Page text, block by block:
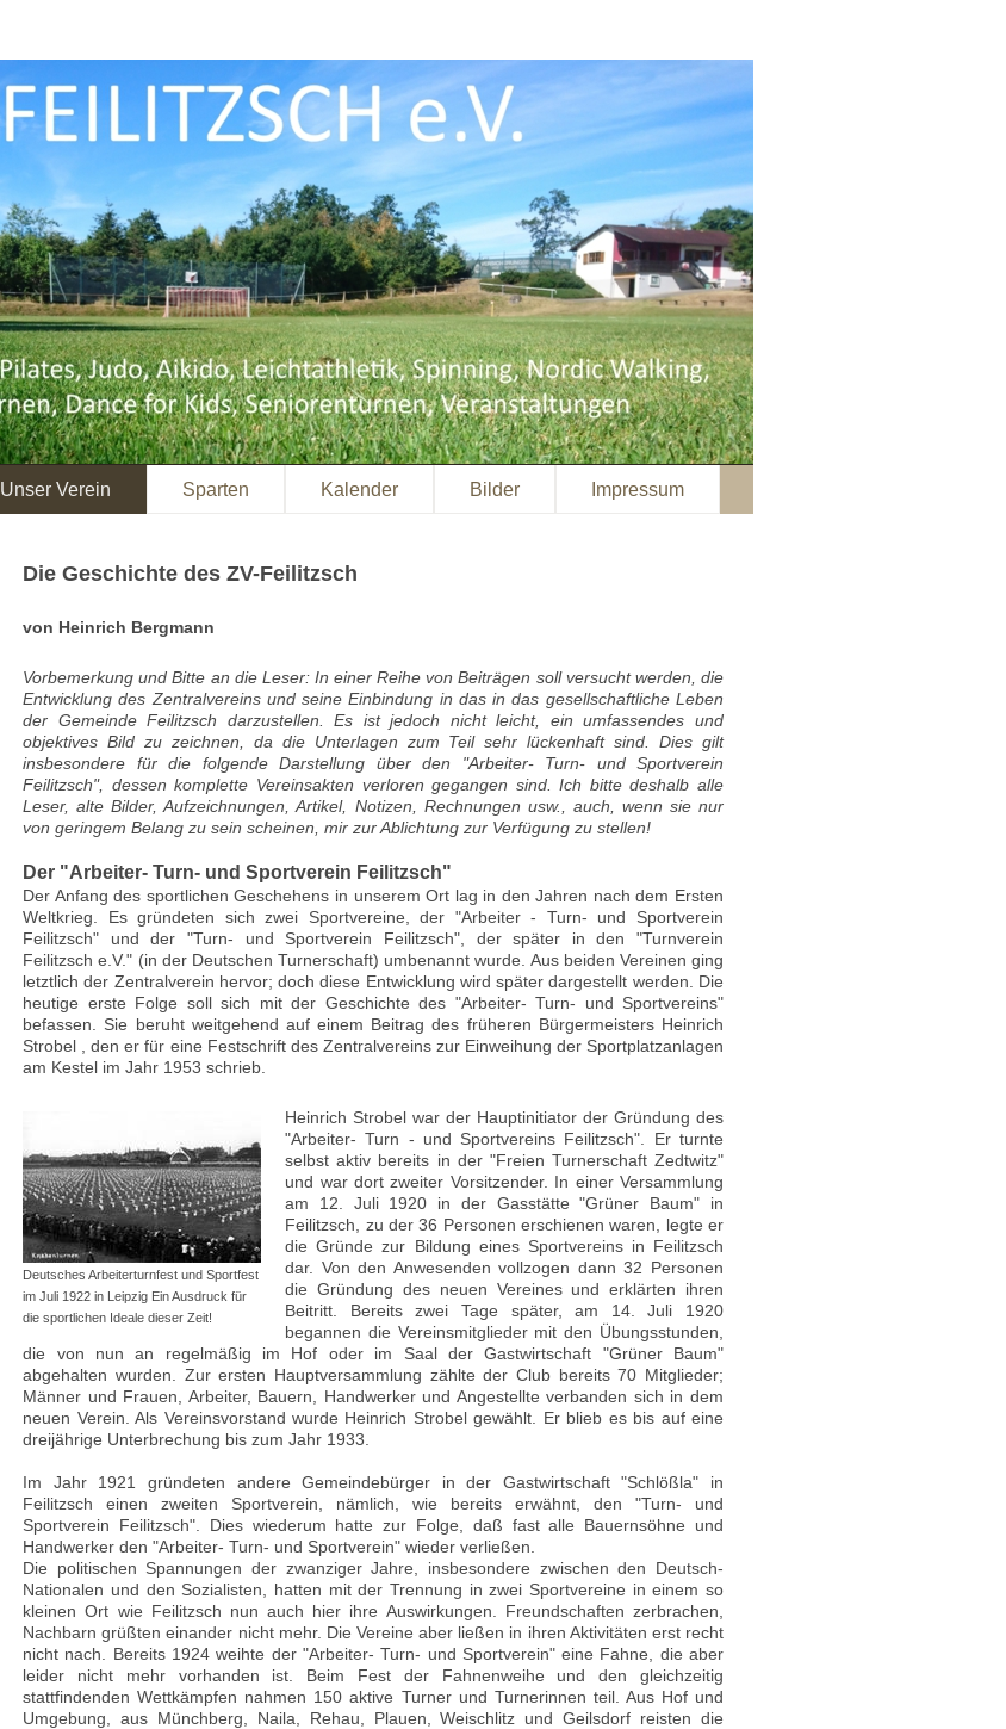
Unser Verein Sparten Kalender Bilder Impressum
Die Geschichte des ZV-Feilitzsch
von Heinrich Bergmann
Vorbemerkung und Bitte an die Leser: In einer Reihe von Beiträgen soll versucht werden, die
Entwicklung des Zentralvereins und seine Einbindung in das in das gesellschaftliche Leben
der Gemeinde Feilitzsch darzustellen. Es ist jedoch nicht leicht, ein umfassendes und
objektives Bild zu zeichnen, da die Unterlagen zum Teil sehr lückenhaft sind. Dies gilt
insbesondere für die folgende Darstellung über den "Arbeiter- Turn- und Sportverein
Feilitzsch", dessen komplette Vereinsakten verloren gegangen sind. Ich bitte deshalb alle
Leser, alte Bilder, Aufzeichnungen, Artikel, Notizen, Rechnungen usw., auch, wenn sie nur
von geringem Belang zu sein scheinen, mir zur Ablichtung zur Verfügung zu stellen!
Der "Arbeiter- Turn- und Sportverein Feilitzsch"
Der Anfang des sportlichen Geschehens in unserem Ort lag in den Jahren nach dem Ersten
Weltkrieg. Es gründeten sich zwei Sportvereine, der "Arbeiter - Turn- und Sportverein
Feilitzsch" und der "Turn- und Sportverein Feilitzsch", der später in den "Turnverein
Feilitzsch e.V." (in der Deutschen Turnerschaft) umbenannt wurde. Aus beiden Vereinen ging
letztlich der Zentralverein hervor; doch diese Entwicklung wird später dargestellt werden. Die
heutige erste Folge soll sich mit der Geschichte des "Arbeiter- Turn- und Sportvereins"
befassen. Sie beruht weitgehend auf einem Beitrag des früheren Bürgermeisters Heinrich
Strobel , den er für eine Festschrift des Zentralvereins zur Einweihung der Sportplatzanlagen
am Kestel im Jahr 1953 schrieb.
Deutsches Arbeiterturnfest und Sportfest
im Juli 1922 in Leipzig Ein Ausdruck für
die sportlichen Ideale dieser Zeit!
Heinrich Strobel war der Hauptinitiator der Gründung des
"Arbeiter- Turn - und Sportvereins Feilitzsch". Er turnte
selbst aktiv bereits in der "Freien Turnerschaft Zedtwitz"
und war dort zweiter Vorsitzender. In einer Versammlung
am 12. Juli 1920 in der Gasstätte "Grüner Baum" in
Feilitzsch, zu der 36 Personen erschienen waren, legte er
die Gründe zur Bildung eines Sportvereins in Feilitzsch
dar. Von den Anwesenden vollzogen dann 32 Personen
die Gründung des neuen Vereines und erklärten ihren
Beitritt. Bereits zwei Tage später, am 14. Juli 1920
begannen die Vereinsmitglieder mit den Übungsstunden,
die von nun an regelmäßig im Hof oder im Saal der Gastwirtschaft "Grüner Baum"
abgehalten wurden. Zur ersten Hauptversammlung zählte der Club bereits 70 Mitglieder;
Männer und Frauen, Arbeiter, Bauern, Handwerker und Angestellte verbanden sich in dem
neuen Verein. Als Vereinsvorstand wurde Heinrich Strobel gewählt. Er blieb es bis auf eine
dreijährige Unterbrechung bis zum Jahr 1933.
Im Jahr 1921 gründeten andere Gemeindebürger in der Gastwirtschaft "Schlößla" in
Feilitzsch einen zweiten Sportverein, nämlich, wie bereits erwähnt, den "Turn- und
Sportverein Feilitzsch". Dies wiederum hatte zur Folge, daß fast alle Bauernsöhne und
Handwerker den "Arbeiter- Turn- und Sportverein" wieder verließen.
Die politischen Spannungen der zwanziger Jahre, insbesondere zwischen den Deutsch-
Nationalen und den Sozialisten, hatten mit der Trennung in zwei Sportvereine in einem so
kleinen Ort wie Feilitzsch nun auch hier ihre Auswirkungen. Freundschaften zerbrachen,
Nachbarn grüßten einander nicht mehr. Die Vereine aber ließen in ihren Aktivitäten erst recht
nicht nach. Bereits 1924 weihte der "Arbeiter- Turn- und Sportverein" eine Fahne, die aber
leider nicht mehr vorhanden ist. Beim Fest der Fahnenweihe und den gleichzeitig
stattfindenden Wettkämpfen nahmen 150 aktive Turner und Turnerinnen teil. Aus Hof und
Umgebung, aus Münchberg, Naila, Rehau, Plauen, Weischlitz und Geilsdorf reisten die